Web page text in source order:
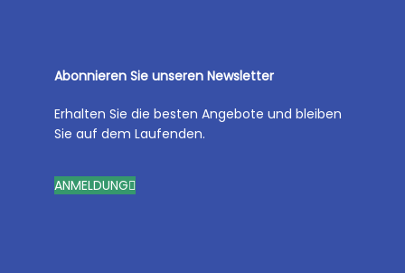
Abonnieren Sie unseren Newsletter
Erhalten Sie die besten Angebote und bleiben
Sie auf dem Laufenden.
ANMELDUNG